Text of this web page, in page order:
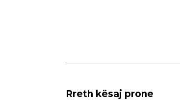
Rreth kësaj prone